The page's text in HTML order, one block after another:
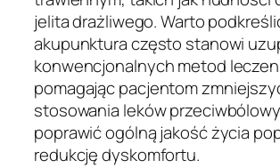
jelita drażliwego. Warto
akupunktura często stanowi
konwencjonalnych metod
pomagając pacjentom
stosowania leków
poprawić ogólną jakość życia
redukcję dyskomfortu.